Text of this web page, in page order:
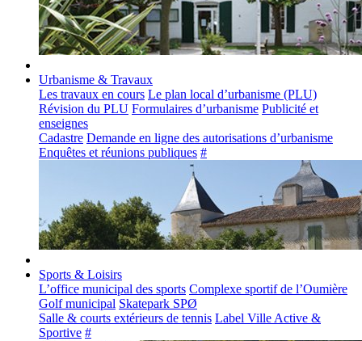
Urbanisme & Travaux
Les travaux en cours Le plan local d’urbanisme (PLU)
Révision du PLU Formulaires d’urbanisme Publicité et
enseignes
Cadastre Demande en ligne des autorisations d’urbanisme
Enquêtes et réunions publiques #
Sports & Loisirs
L’office municipal des sports Complexe sportif de l’Oumière
Golf municipal Skatepark SPØ
Salle & courts extérieurs de tennis Label Ville Active &
Sportive #